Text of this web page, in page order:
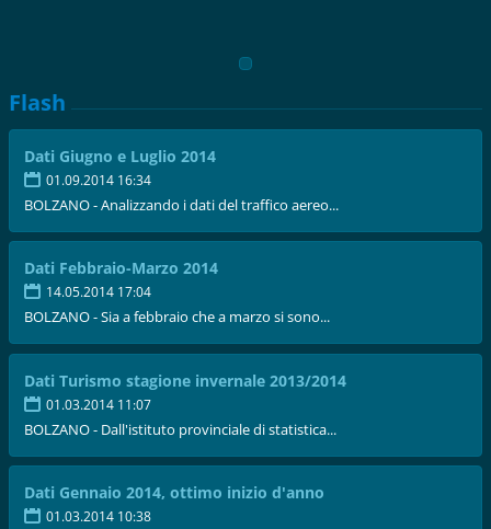
Flash
Dati Giugno e Luglio 2014
01.09.2014 16:34
BOLZANO - Analizzando i dati del traffico aereo...
Dati Febbraio-Marzo 2014
14.05.2014 17:04
BOLZANO - Sia a febbraio che a marzo si sono...
Dati Turismo stagione invernale 2013/2014
01.03.2014 11:07
BOLZANO - Dall'istituto provinciale di statistica...
Dati Gennaio 2014, ottimo inizio d'anno
01.03.2014 10:38